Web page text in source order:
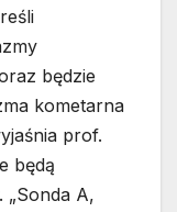
będzie
kometarna
prof.
będą
A,